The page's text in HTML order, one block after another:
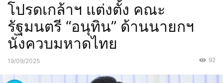
โปรดเกล้าฯ แต่งตั้ง คณะ
รัฐมนตรี “อนุทิน” ด้านนายกฯ
นั่งควบมหาดไทย
19/09/2025 92